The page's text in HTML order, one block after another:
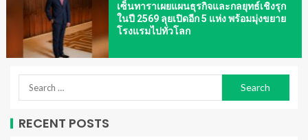
เซ็นทาราเผยแผนธุรกิจและกลยุทธ์เชิงรุก
ในปี 2569 ลุยเปิดอีก 5 แห่ง พร้อมมุ่งขยาย
โรงแรมไปทั่วโลก
RECENT POSTS